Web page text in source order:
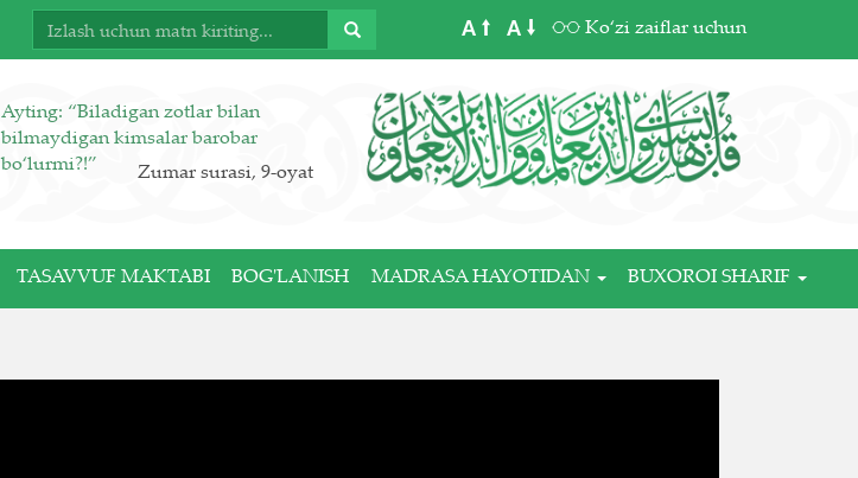
A A Ko‘zi zaiflar uchun
Ayting: “Biladigan zotlar bilan
bilmaydigan kimsalar barobar
bo‘lurmi?!”
Zumar surasi, 9-oyat
TASAVVUF MAKTABI BOG'LANISH MADRASA HAYOTIDAN BUXOROI SHARIF